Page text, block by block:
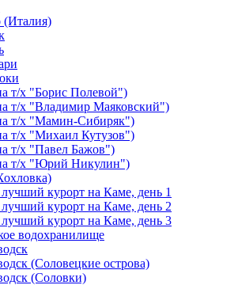
(Италия)
т/х "Борис Полевой")
т/х "Владимир Маяковский")
т/х "Мамин-Сибиряк")
т/х "Михаил Кутузов")
т/х "Павел Бажов")
т/х "Юрий Никулин")
курорт на Каме, день 1
курорт на Каме, день 2
курорт на Каме, день 3
водохранилище
(Соловецкие острова)
(Соловки)